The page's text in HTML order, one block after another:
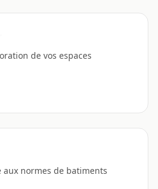
de vos espaces
normes de batiments